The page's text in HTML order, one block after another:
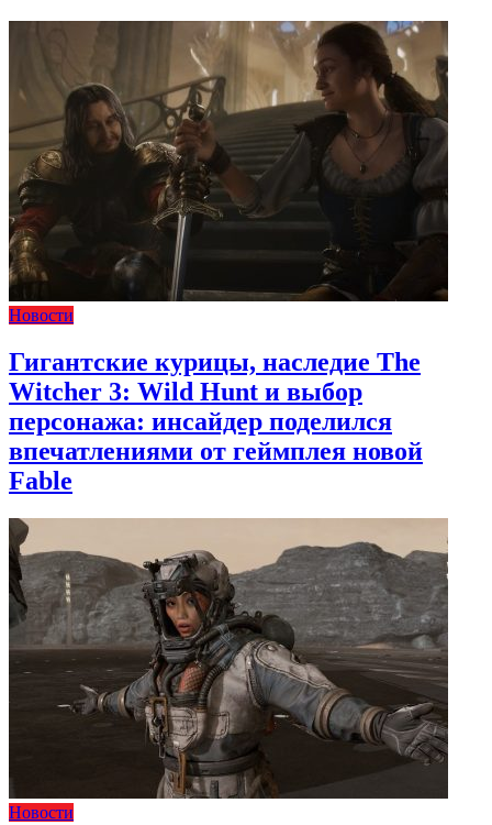
Новости
Гигантские курицы, наследие The
Witcher 3: Wild Hunt и выбор
персонажа: инсайдер поделился
впечатлениями от геймплея новой
Fable
Новости